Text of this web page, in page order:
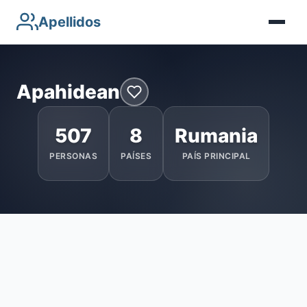
Apellidos
Apahidean
507
PERSONAS
8
PAÍSES
Rumania
PAÍS PRINCIPAL